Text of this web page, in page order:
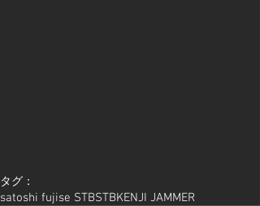
タグ：
satoshi fujise STBSTBKENJI JAMMER